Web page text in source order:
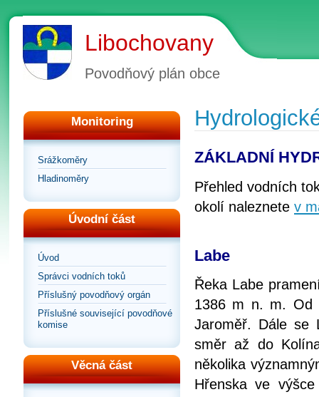
Libochovany
Povodňový plán obce
Monitoring
Srážkoměry
Hladinoměry
Úvodní část
Úvod
Správci vodních toků
Příslušný povodňový orgán
Příslušné související povodňové
komise
Věcná část
ZÁKLADNÍ
Přehled vodních
okolí naleznete v
Labe
Řeka Labe
1386 m n. m. Od
Jaroměř. Dále se
směr až do
několika
Hřenska ve